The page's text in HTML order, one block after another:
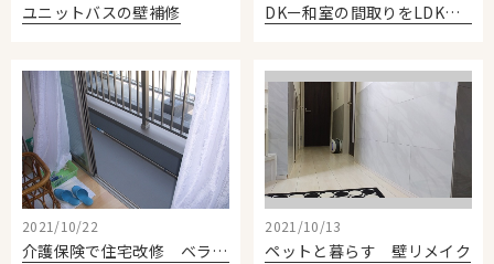
ユニットバスの壁補修 DKー和室の間取りをLDKに改装
2021/10/22
介護保険で住宅改修 ベランダ段差
2021/10/13
ペットと暮らす 壁リメイク